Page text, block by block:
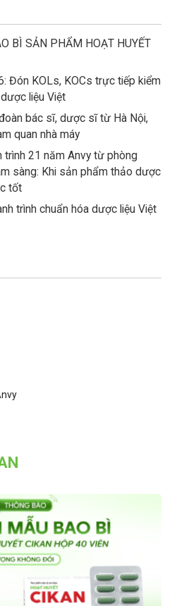
BÌ SẢN PHẨM HOẠT HUYẾT
Đón KOLs, KOCs trực tiếp kiểm
liệu Việt
bác sĩ, dược sĩ từ Hà Nội,
quan nhà máy
trình 21 năm Anvy từ phòng
sàng: Khi sản phẩm thảo dược
tốt
trình chuẩn hóa dược liệu Việt